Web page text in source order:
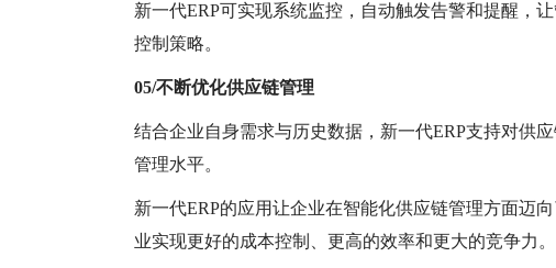
新一代ERP可实现系统监控，自动触发告警和提醒，
控制策略。
05/不断优化供应链管理
结合企业自身需求与历史数据，新一代ERP支持对供
管理水平。
新一代ERP的应用让企业在智能化供应链管理方面迈
业实现更好的成本控制、更高的效率和更大的竞争力。